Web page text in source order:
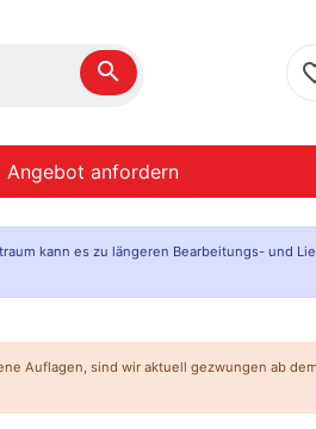
search
Angebot anfordern
kann es zu längeren Bearbeitungs- und
Auflagen, sind wir aktuell gezwungen ab